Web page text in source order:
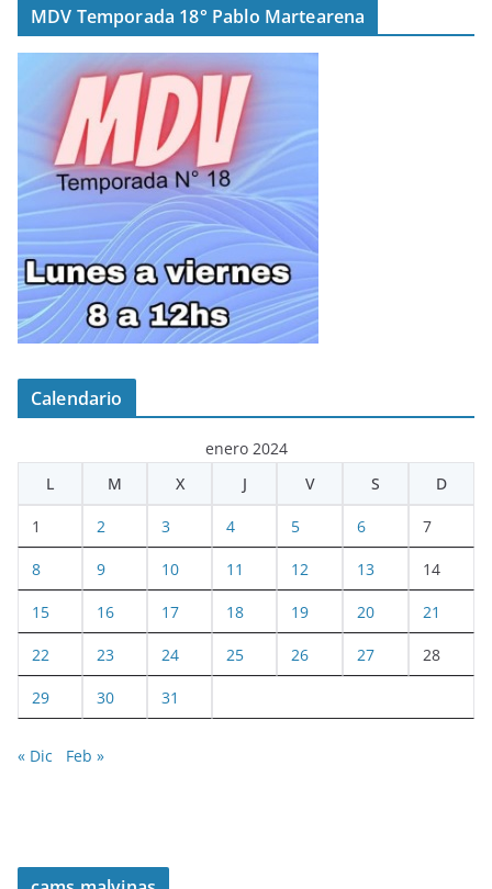
MDV Temporada 18° Pablo Martearena
Calendario
enero 2024
L
M X J V S D
1 2 3 4 5 6 7
8 9 10 11 12 13 14
15 16 17 18 19 20 21
22 23 24 25 26 27 28
29 30 31
« Dic Feb »